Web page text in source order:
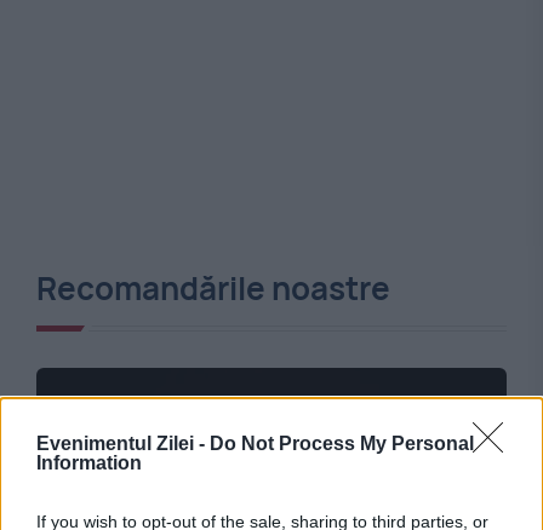
Evenimentul Zilei - Do Not Process My Personal
Information
If you wish to opt-out of the sale, sharing to third parties, or
Recomandările noastre